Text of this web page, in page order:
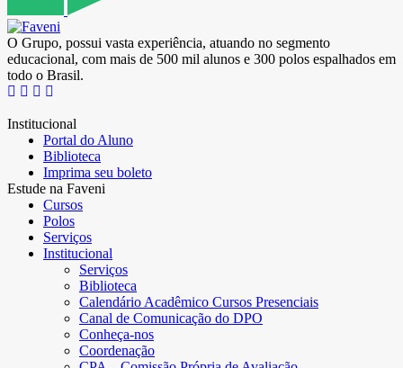
O Grupo, possui vasta experiência, atuando no segmento
educacional, com mais de 500 mil alunos e 300 polos espalhados em
todo o Brasil.
Institucional
Portal do Aluno
Biblioteca
Imprima seu boleto
Estude na Faveni
Cursos
Polos
Serviços
Institucional
Serviços
Biblioteca
Calendário Acadêmico Cursos Presenciais
Canal de Comunicação do DPO
Conheça-nos
Coordenação